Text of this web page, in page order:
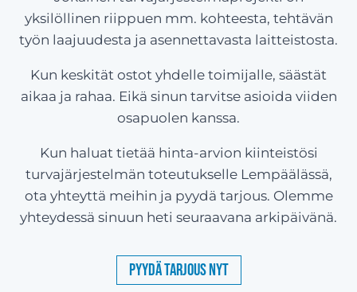
yksilöllinen riippuen mm. kohteesta, tehtävän
työn laajuudesta ja asennettavasta laitteistosta.
Kun keskität ostot yhdelle toimijalle, säästät
aikaa ja rahaa. Eikä sinun tarvitse asioida viiden
osapuolen kanssa.
Kun haluat tietää hinta-arvion kiinteistösi
turvajärjestelmän toteutukselle Lempäälässä,
ota yhteyttä meihin ja pyydä tarjous. Olemme
yhteydessä sinuun heti seuraavana arkipäivänä.
Pyydä tarjous nyt